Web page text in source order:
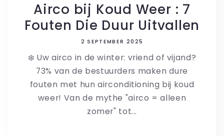
Airco bij Koud Weer : 7
Fouten Die Duur Uitvallen
2 SEPTEMBER 2025
❄️ Uw airco in de winter: vriend of vijand?
73% van de bestuurders maken dure
fouten met hun airconditioning bij koud
weer! Van de mythe "airco = alleen
zomer" tot...